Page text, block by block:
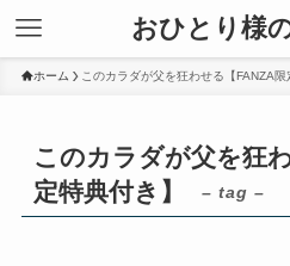
おひとり様
ホーム このカラダが父を狂わせる【FANZA限
このカラダが父を狂
定特典付き】
– tag –